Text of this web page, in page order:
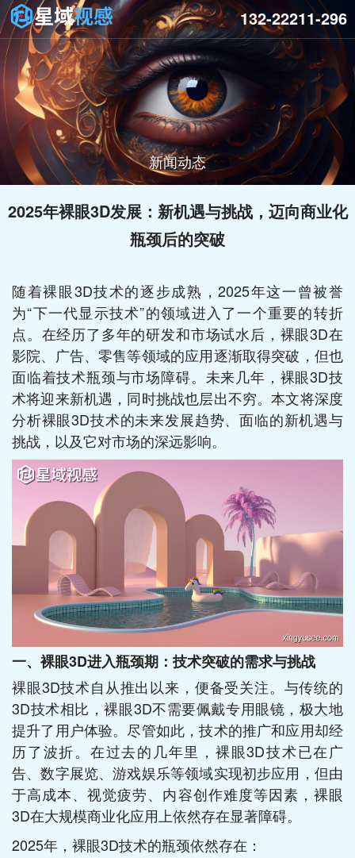
新闻动态
132-22211-296
2025年裸眼3D发展：新机遇与挑战，迈向商业化
瓶颈后的突破
随着裸眼3D技术的逐步成熟，2025年这一曾被誉
为“下一代显示技术”的领域进入了一个重要的转折
点。在经历了多年的研发和市场试水后，裸眼3D在
影院、广告、零售等领域的应用逐渐取得突破，但也
面临着技术瓶颈与市场障碍。未来几年，裸眼3D技
术将迎来新机遇，同时挑战也层出不穷。本文将深度
分析裸眼3D技术的未来发展趋势、面临的新机遇与
挑战，以及它对市场的深远影响。
一、裸眼3D进入瓶颈期：技术突破的需求与挑战
裸眼3D技术自从推出以来，便备受关注。与传统的
3D技术相比，裸眼3D不需要佩戴专用眼镜，极大地
提升了用户体验。尽管如此，技术的推广和应用却经
历了波折。在过去的几年里，裸眼3D技术已在广
告、数字展览、游戏娱乐等领域实现初步应用，但由
于高成本、视觉疲劳、内容创作难度等因素，裸眼
3D在大规模商业化应用上依然存在显著障碍。
2025年，裸眼3D技术的瓶颈依然存在：